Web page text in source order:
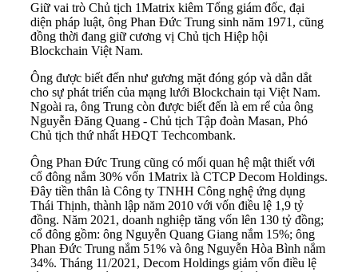
Giữ vai trò Chủ tịch 1Matrix kiêm Tổng giám đốc, đại
diện pháp luật, ông Phan Đức Trung sinh năm 1971, cũng
đồng thời đang giữ cương vị Chủ tịch Hiệp hội
Blockchain Việt Nam.
Ông được biết đến như gương mặt đóng góp và dẫn dắt
cho sự phát triển của mạng lưới Blockchain tại Việt Nam.
Ngoài ra, ông Trung còn được biết đến là em rể của ông
Nguyễn Đăng Quang - Chủ tịch Tập đoàn Masan, Phó
Chủ tịch thứ nhất HĐQT Techcombank.
Ông Phan Đức Trung cũng có mối quan hệ mật thiết với
cổ đông nắm 30% vốn 1Matrix là CTCP Decom Holdings.
Đây tiền thân là Công ty TNHH Công nghệ ứng dụng
Thái Thịnh, thành lập năm 2010 với vốn điều lệ 1,9 tỷ
đồng. Năm 2021, doanh nghiệp tăng vốn lên 130 tỷ đồng;
cổ đông gồm: ông Nguyễn Quang Giang nắm 15%; ông
Phan Đức Trung nắm 51% và ông Nguyễn Hòa Bình nắm
34%. Tháng 11/2021, Decom Holdings giảm vốn điều lệ